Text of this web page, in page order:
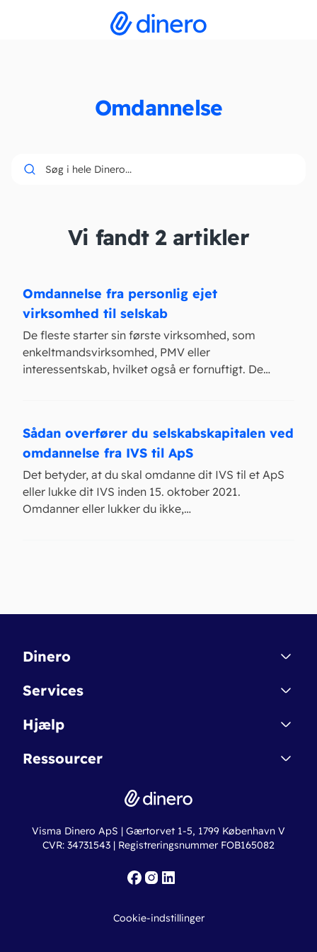
Omdannelse
Søg i hele Dinero...
Vi fandt 2 artikler
Omdannelse fra personlig ejet
virksomhed til selskab
De fleste starter sin første virksomhed, som
enkeltmandsvirksomhed, PMV eller
interessentskab, hvilket også er fornuftigt. De…
Sådan overfører du selskabskapitalen ved
omdannelse fra IVS til ApS
Det betyder, at du skal omdanne dit IVS til et ApS
eller lukke dit IVS inden 15. oktober 2021.
Omdanner eller lukker du ikke,…
Dinero
Kontakt
Betingelser & Sikkerhed
Nye funktioner
Services
Dinero Starter
Dinero Pro
Erhvervslån
Fakturaskabeloner
Hjælp
Regnskabsordbogen
Online regnskabskurser
Ressourcer
Ny virksomhed
Iværksætterlegat
Visma Dinero ApS | Gærtorvet 1-5, 1799 København V
CVR: 34731543 | Registreringsnummer FOB165082
Cookie-indstillinger